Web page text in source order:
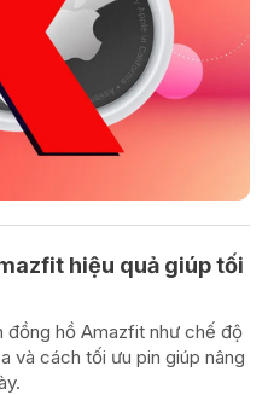
hiệu quả giúp tối
đồng hồ Amazfit như chế độ
và cách tối ưu pin giúp nâng